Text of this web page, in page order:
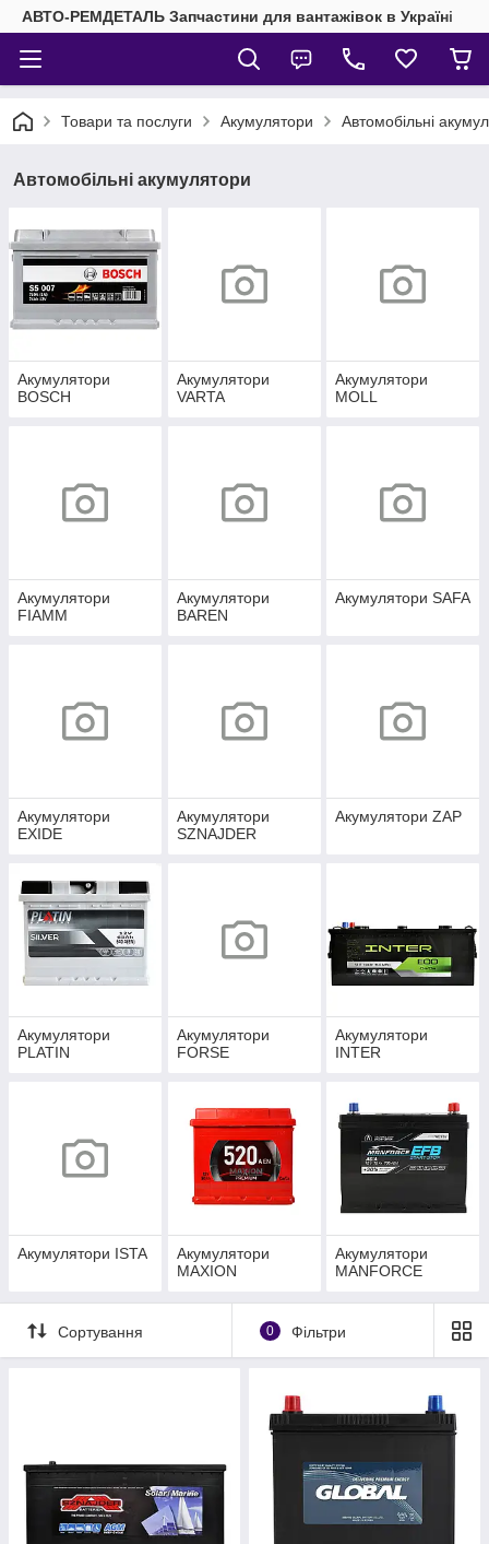
АВТО-РЕМДЕТАЛЬ Запчастини для вантажівок в Україні
Товари та послуги Акумулятори Автомобільні
Автомобільні акумулятори
Акумулятори
BOSCH
Акумулятори
VARTA
Акумулятори
MOLL
Акумулятори
FIAMM
Акумулятори
BAREN
Акумулятори SAFA
Акумулятори
EXIDE
Акумулятори
SZNAJDER
Акумулятори ZAP
Акумулятори
PLATIN
Акумулятори
FORSE
Акумулятори
INTER
Акумулятори ISTA
Акумулятори
MAXION
Акумулятори
MANFORCE
Сортування 0 Фільтри